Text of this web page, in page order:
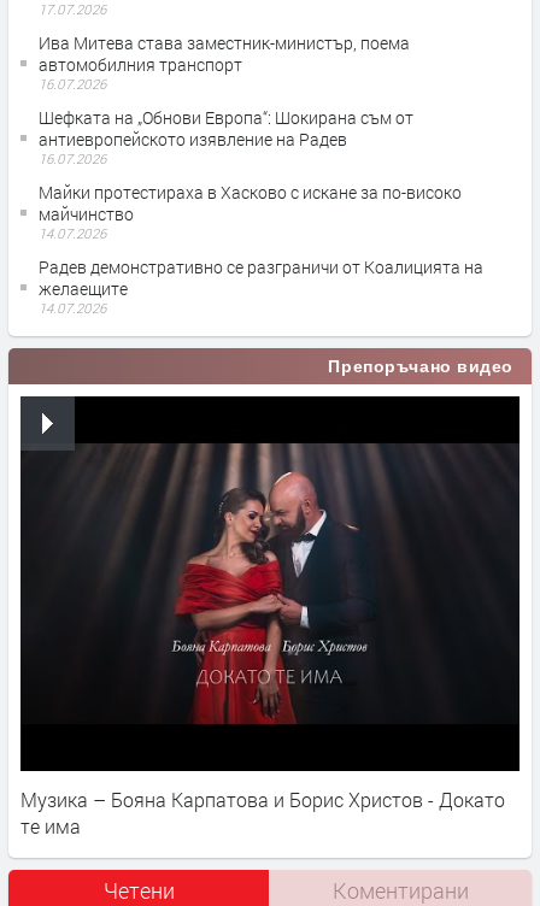
17.07.2026
Ива Митева става заместник-министър, поема
автомобилния транспорт
16.07.2026
Шефката на „Обнови Европа“: Шокирана съм от
антиевропейското изявление на Радев
16.07.2026
Майки протестираха в Хасково с искане за по-високо
майчинство
14.07.2026
Радев демонстративно се разграничи от Коалицията на
желаещите
14.07.2026
Препоръчано видео
Музика – Бояна Карпатова и Борис Христов - Докато
те има
Четени Коментирани